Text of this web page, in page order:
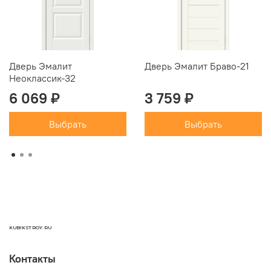
Дверь Эмалит
Неоклассик-32
6 069 ₽
Выбрать
Дверь Эмалит Браво-21
3 759 ₽
Выбрать
KUBIKSTROY.RU
Контакты